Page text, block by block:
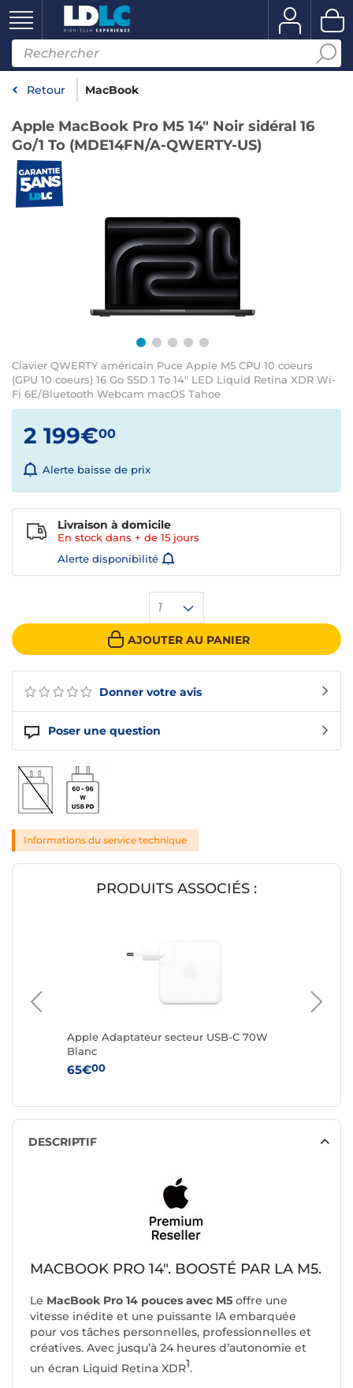
Retour MacBook
Apple MacBook Pro M5 14" Noir sidéral 16
Go/1 To (MDE14FN/A-QWERTY-US)
Clavier QWERTY américain Puce Apple M5 CPU 10 coeurs
(GPU 10 coeurs) 16 Go SSD 1 To 14" LED Liquid Retina XDR Wi-
Fi 6E/Bluetooth Webcam macOS Tahoe
Donner votre avis
Poser une question
2 199€00
Alerte baisse de prix
1
AJOUTER AU PANIER
Livraison à domicile
En stock dans + de 15 jours
Alerte disponibilité
Informations du service technique
PRODUITS ASSOCIÉS :
Apple Adaptateur secteur USB-C 70W
Blanc
65€00
DESCRIPTIF
MACBOOK PRO 14". BOOSTÉ PAR LA M5.
Le MacBook Pro 14 pouces avec M5 offre une
vitesse inédite et une puissante IA embarquée
pour vos tâches personnelles, professionnelles et
créatives. Avec jusqu’à 24 heures d’autonomie et
un écran Liquid Retina XDR1.